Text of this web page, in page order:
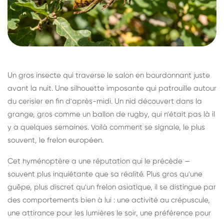
Un gros insecte qui traverse le salon en bourdonnant juste
avant la nuit. Une silhouette imposante qui patrouille autour
du cerisier en fin d'après-midi. Un nid découvert dans la
grange, gros comme un ballon de rugby, qui n'était pas là il
y a quelques semaines. Voilà comment se signale, le plus
souvent, le frelon européen.
Cet hyménoptère a une réputation qui le précède —
souvent plus inquiétante que sa réalité. Plus gros qu'une
guêpe, plus discret qu'un frelon asiatique, il se distingue par
des comportements bien à lui : une activité au crépuscule,
une attirance pour les lumières le soir, une préférence pour